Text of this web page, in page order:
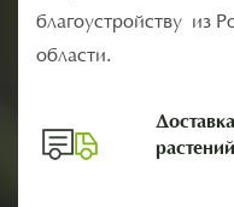
благоустройству из
области.
Доставка
растений